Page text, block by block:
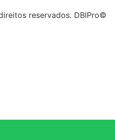
reservados. DBIPro©